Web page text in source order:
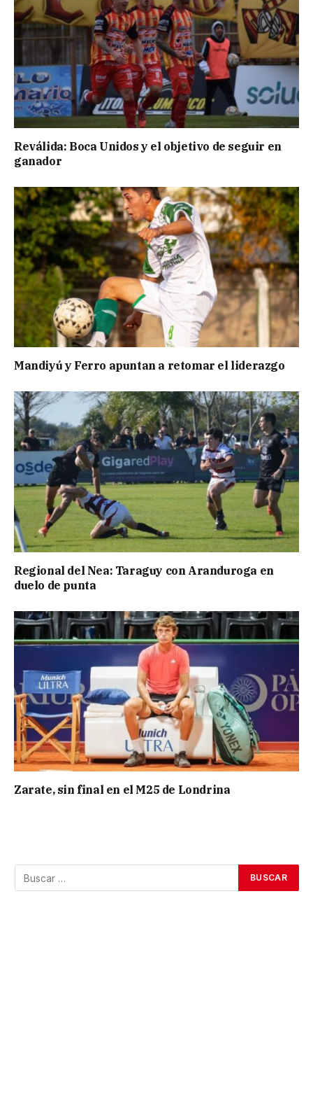
Reválida: Boca Unidos y el objetivo de seguir en
ganador
Mandiyú y Ferro apuntan a retomar el liderazgo
Regional del Nea: Taraguy con Aranduroga en
duelo de punta
Zarate, sin final en el M25 de Londrina